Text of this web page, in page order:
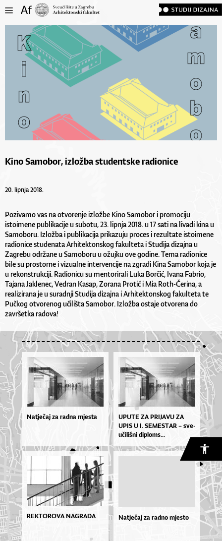
Kino Samobor, izložba studentske radionice
20. lipnja 2018.
Pozivamo vas na otvorenje izložbe Kino Samobor i promociju
istoimene publikacije u subotu, 23. lipnja 2018. u 17 sati na livadi kina u
Samoboru. Izložba i publikacija prikazuju proces i rezultate istoimene
radionice studenata Arhitektonskog fakulteta i Studija dizajna u
Zagrebu održane u Samoboru u ožujku ove godine. Tema radionice
bile su prostorne i vizualne intervencije na zgradi Kina Samobor koja je
u rekonstrukciji. Radionicu su mentorirali Luka Borčić, Ivana Fabrio,
Tajana Jaklenec, Vedran Kasap, Zorana Protić i Mia Roth-Čerina, a
realizirana je u suradnji Studija dizajna i Arhitektonskog fakulteta te
Pučkog otvorenog učilišta Samobor. Izložba ostaje otvorena do
završetka radova!
Natječaj za radna mjesta
UPU­TE ZA PRI­JA­VU ZA
UPIS U I. SE­MES­TAR – sve­
u­či­liš­ni di­plo­ms...
REKTOROVA NAGRADA Natječaj za radno mjesto